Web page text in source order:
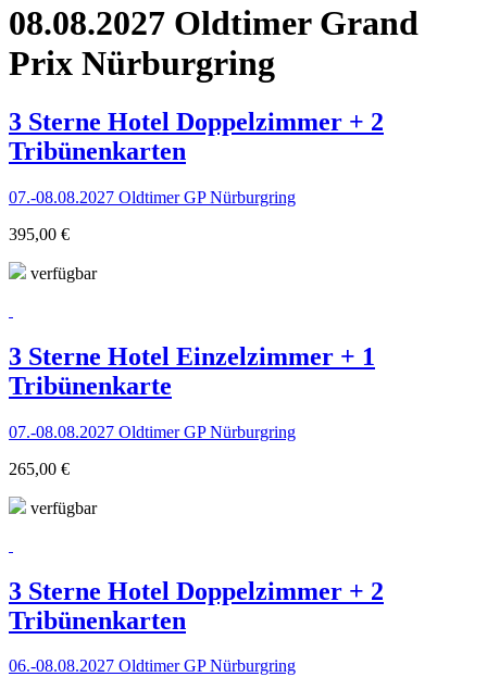
08.08.2027 Oldtimer Grand
Prix Nürburgring
3 Sterne Hotel Doppelzimmer + 2
Tribünenkarten
07.-08.08.2027 Oldtimer GP Nürburgring
395,00 €
verfügbar
3 Sterne Hotel Einzelzimmer + 1
Tribünenkarte
07.-08.08.2027 Oldtimer GP Nürburgring
265,00 €
verfügbar
3 Sterne Hotel Doppelzimmer + 2
Tribünenkarten
06.-08.08.2027 Oldtimer GP Nürburgring